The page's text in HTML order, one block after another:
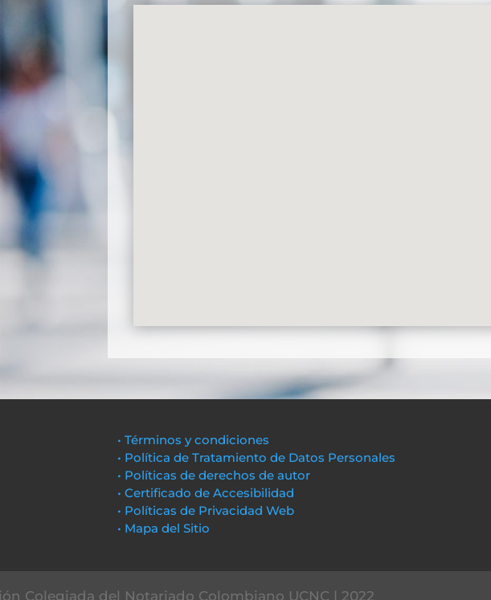
• Términos y condiciones
• Política de Tratamiento de Datos Personales
• Políticas de derechos de autor
• Certificado de Accesibilidad
• Políticas de Privacidad Web
• Mapa del Sitio
Colegiada del Notariado Colombiano UCNC | 2022